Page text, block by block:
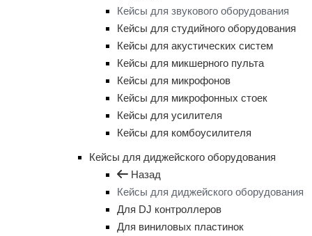
Кейсы для звукового оборудования
Кейсы для студийного оборудования
Кейсы для акустических систем
Кейсы для микшерного пульта
Кейсы для микрофонов
Кейсы для микрофонных стоек
Кейсы для усилителя
Кейсы для комбоусилителя
Кейсы для диджейского оборудования
Назад
Кейсы для диджейского оборудования
Для DJ контроллеров
Для виниловых пластинок